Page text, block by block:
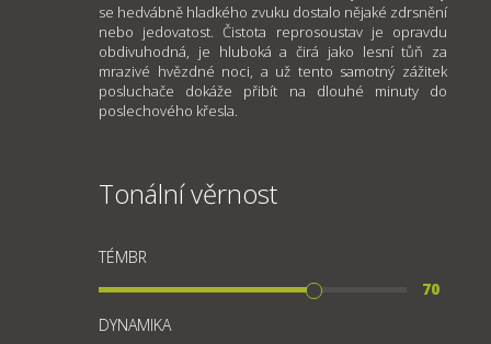
se hedvábně hladkého zvuku dostalo nějaké zdrsnění
nebo jedovatost. Čistota reprosoustav je opravdu
obdivuhodná, je hluboká a čirá jako lesní tůň za
mrazivé hvězdné noci, a už tento samotný zážitek
posluchače dokáže přibít na dlouhé minuty do
poslechového křesla.
Tonální věrnost
TÉMBR
70
DYNAMIKA